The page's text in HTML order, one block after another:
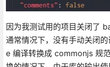
因为我测试用的项目关闭了
通常情况下，没有手动关闭
e 编译转换成 commonjs 规